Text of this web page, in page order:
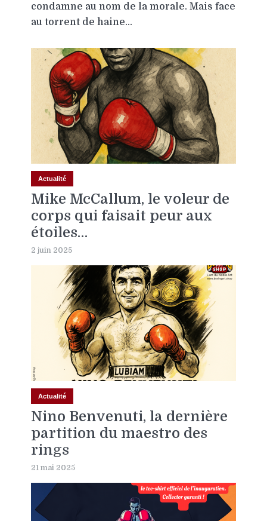
condamne au nom de la morale. Mais face
au torrent de haine...
Actualité
Mike McCallum, le voleur de
corps qui faisait peur aux
étoiles…
2 juin 2025
Actualité
Nino Benvenuti, la dernière
partition du maestro des
rings
21 mai 2025